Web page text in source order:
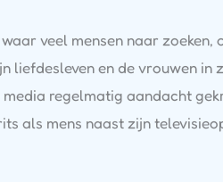
veel mensen naar zoeken,
en de vrouwen in
regelmatig aandacht
als mens naast zijn